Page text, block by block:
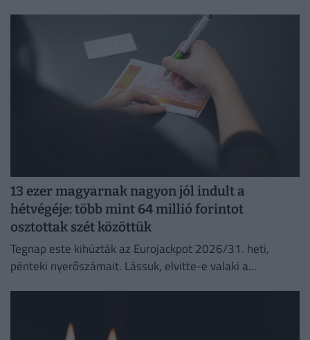
13 ezer magyarnak nagyon jól indult a
hétvégéje: több mint 64 millió forintot
osztottak szét közöttük
Tegnap este kihúzták az Eurojackpot 2026/31. heti,
pénteki nyerőszámait. Lássuk, elvitte-e valaki a